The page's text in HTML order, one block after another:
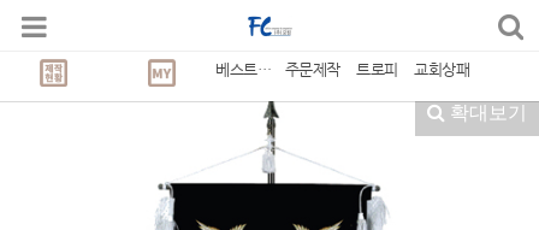
베스트상품 주문제작 트로피 교회상패
깃발